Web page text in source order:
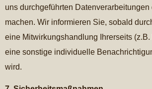
uns durchgeführten Datenverarbeitungen
machen. Wir informieren Sie, sobald
eine Mitwirkungshandlung Ihrerseits
eine sonstige individuelle
wird.